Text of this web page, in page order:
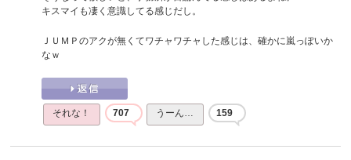
キスマイも凄く意識してる感じだし。
ＪＵＭＰのアクが無くてワチャワチャした感じは、確かに嵐っぽいか
なｗ
それな！ 707 うーん… 159